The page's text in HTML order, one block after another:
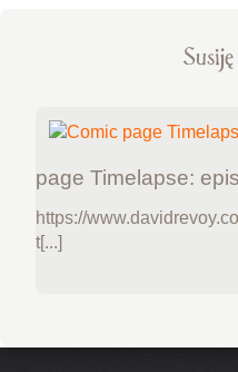
page Timelapse:
https://
t[...]